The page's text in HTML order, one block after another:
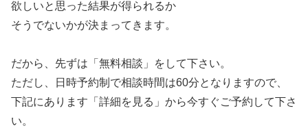
欲しいと思った結果が得られるか
そうでないかが決まってきます。
だから、先ずは「無料相談」をして下さい。
ただし、日時予約制で相談時間は60分となりますので、
下記にあります「詳細を見る」から今すぐご予約して下さ
い。